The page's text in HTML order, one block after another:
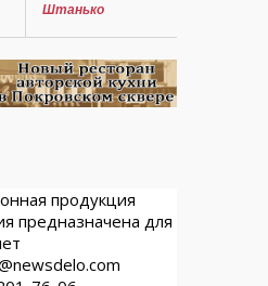
Штанько
продукция
предназначена для